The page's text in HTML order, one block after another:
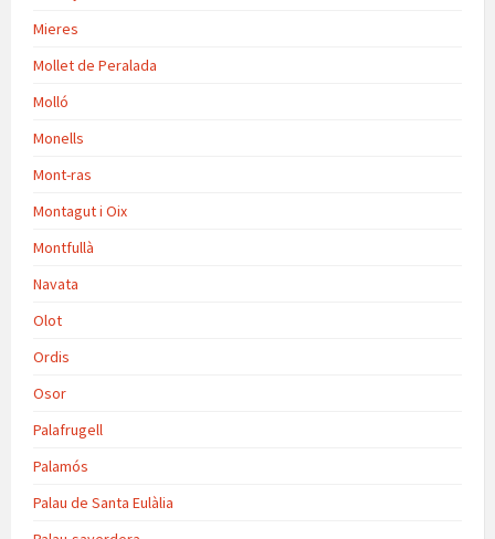
Mieres
Mollet de Peralada
Molló
Monells
Mont-ras
Montagut i Oix
Montfullà
Navata
Olot
Ordis
Osor
Palafrugell
Palamós
Palau de Santa Eulàlia